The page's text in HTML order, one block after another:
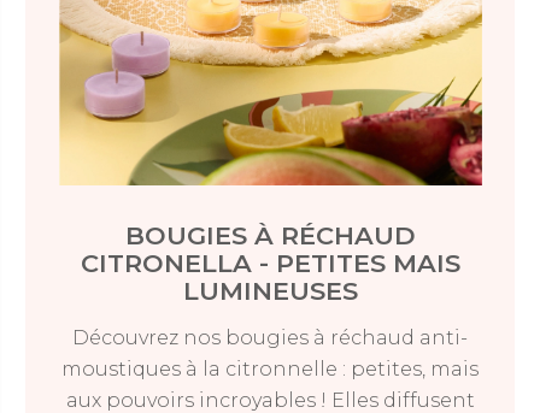
BOUGIES À RÉCHAUD
CITRONELLA - PETITES MAIS
LUMINEUSES
Découvrez nos bougies à réchaud anti-
moustiques à la citronnelle : petites, mais
aux pouvoirs incroyables ! Elles diffusent